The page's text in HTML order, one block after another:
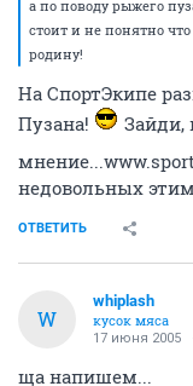
а по поводу рыжего
стоит и не понятно
родину!
На СпортЭкипе
Пузана!
Зайди,
недовольных
ОТВЕТИТЬ
W
whiplash
кусок мяса
17 июня 2005
ща напишем...